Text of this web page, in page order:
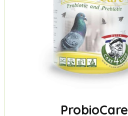
ProbioCare